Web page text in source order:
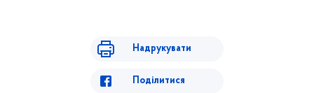
Надрукувати
Поділитися